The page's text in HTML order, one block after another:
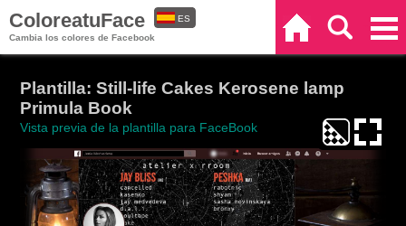
ColoreatuFace
Cambia los colores de Facebook
ES
Plantilla: Still-life Cakes Kerosene lamp
Primula Book
Vista previa de la plantilla para FaceBook